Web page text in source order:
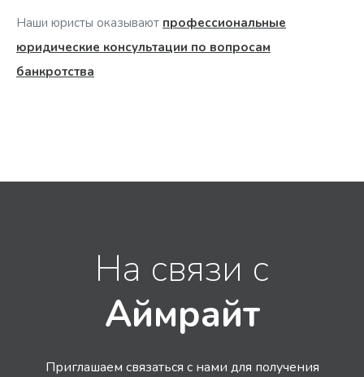
Наши юристы оказывают профессиональные
юридические консультации по вопросам
банкротства
На связи с
Аймрайт
Приглашаем связаться с нами для получения